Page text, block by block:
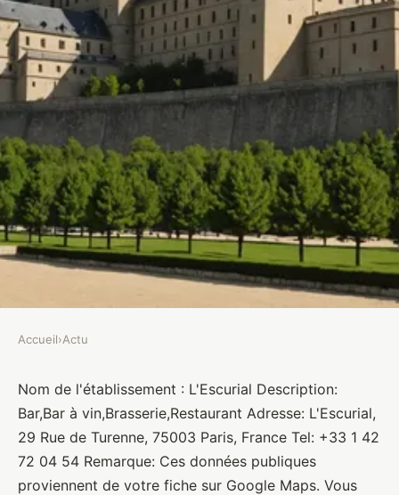
L'Escurial
Brasseurs•10 janvier 2022•1 min de lecture
Accueil›Actu
Nom de l'établissement : L'Escurial Description:
Bar,Bar à vin,Brasserie,Restaurant Adresse: L'Escurial,
29 Rue de Turenne, 75003 Paris, France Tel: +33 1 42
72 04 54 Remarque: Ces données publiques
proviennent de votre fiche sur Google Maps. Vous